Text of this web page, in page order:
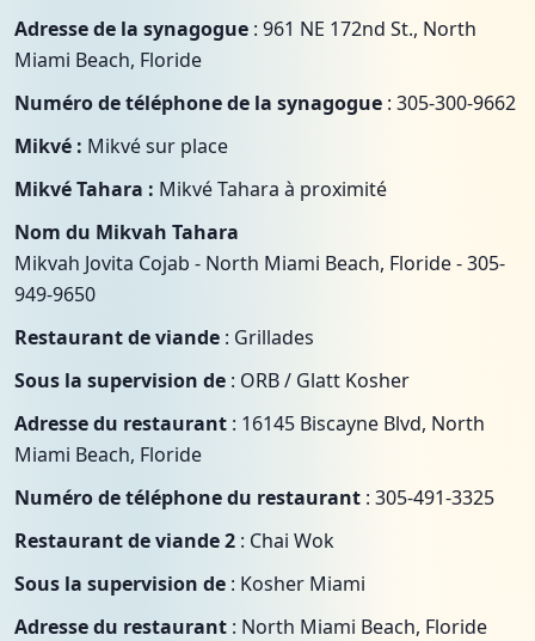
Adresse de la synagogue : 961 NE 172nd St., North
Miami Beach, Floride
Numéro de téléphone de la synagogue : 305-300-9662
Mikvé : Mikvé sur place
Mikvé Tahara : Mikvé Tahara à proximité
Nom du Mikvah Tahara
Mikvah Jovita Cojab - North Miami Beach, Floride - 305-
949-9650
Restaurant de viande : Grillades
Sous la supervision de : ORB / Glatt Kosher
Adresse du restaurant : 16145 Biscayne Blvd, North
Miami Beach, Floride
Numéro de téléphone du restaurant : 305-491-3325
Restaurant de viande 2 : Chai Wok
Sous la supervision de : Kosher Miami
Adresse du restaurant : North Miami Beach, Floride